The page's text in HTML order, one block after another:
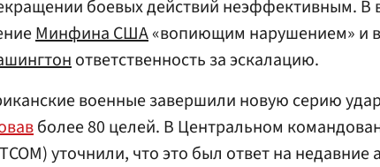
боевых действий неэффективным. В
Минфина США«вопиющим нарушением» и
ответственность за эскалацию.
военные завершили новую серию
более 80 целей. В Центральном
уточнили, что это был ответ на недавние